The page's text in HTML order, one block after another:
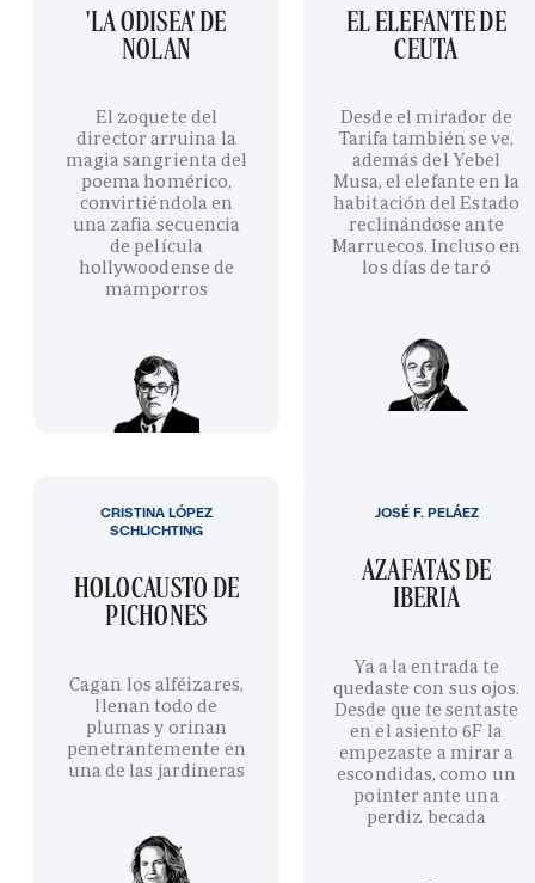
'LA ODISEA' DE
NOLAN
El zoquete del
director arruina la
magia sangrienta del
poema homérico,
convirtiéndola en
una zafia secuencia
de película
hollywoodense de
mamporros
EL ELEFANTE DE
CEUTA
Desde el mirador de
Tarifa también se ve,
además del Yebel
Musa, el elefante en la
habitación del Estado
reclinándose ante
Marruecos. Incluso en
los días de taró
HOLOCAUSTO DE
PICHONES
Cagan los alféizares,
llenan todo de
plumas y orinan
penetrantemente en
una de las jardineras
CRISTINA LÓPEZ
SCHLICHTING
AZAFATAS DE
IBERIA
Ya a la entrada te
quedaste con sus ojos.
Desde que te sentaste
en el asiento 6F la
empezaste a mirar a
escondidas, como un
pointer ante una
perdiz becada
JOSÉ F. PELÁEZ